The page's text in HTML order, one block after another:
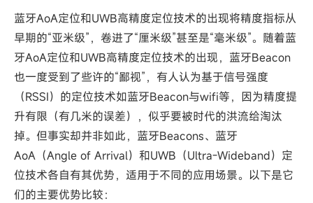
蓝牙AoA定位和UWB高精度定位技术的出现将精度指标从
早期的“亚米级”，卷进了“厘米级”甚至是“毫米级”。随着蓝
牙AoA定位和UWB高精度定位技术的出现，蓝牙Beacon
也一度受到了些许的“鄙视”，有人认为基于信号强度
（RSSI）的定位技术如蓝牙Beacon与wifi等，因为精度提
升有限（有几米的误差），似乎要被时代的洪流给淘汰
掉。但事实却并非如此，蓝牙Beacons、蓝牙
AoA（Angle of Arrival）和UWB（Ultra-Wideband）定
位技术各自有其优势，适用于不同的应用场景。以下是它
们的主要优势比较：